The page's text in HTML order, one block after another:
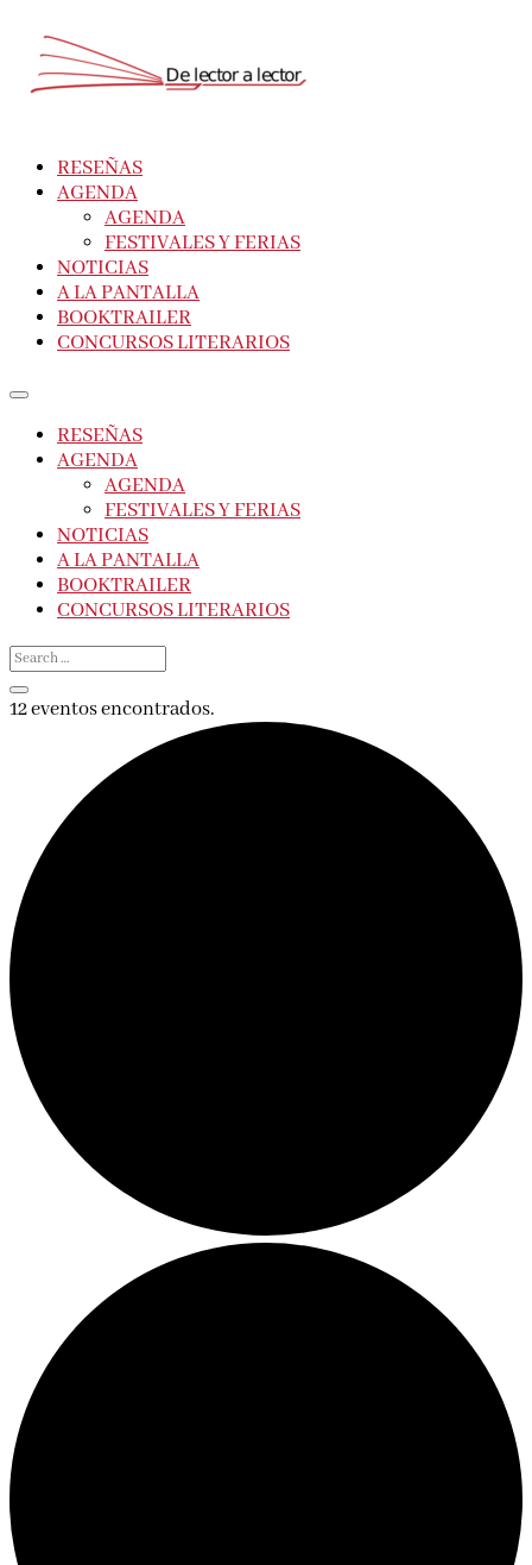
RESEÑAS
AGENDA
AGENDA
FESTIVALES Y FERIAS
NOTICIAS
A LA PANTALLA
BOOKTRAILER
CONCURSOS LITERARIOS
RESEÑAS
AGENDA
AGENDA
FESTIVALES Y FERIAS
NOTICIAS
A LA PANTALLA
BOOKTRAILER
CONCURSOS LITERARIOS
12 eventos encontrados.